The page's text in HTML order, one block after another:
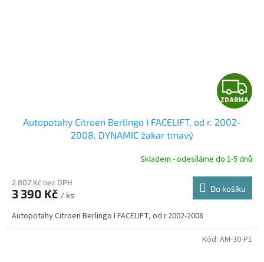
Z
D
R
ZDARMA
Autopotahy Citroen Berlingo I FACELIFT, od r. 2002-
2008, DYNAMIC žakar tmavý
Skladem - odesíláme do 1-5 dnů
2 802 Kč bez DPH
3 390 Kč / ks
Do košíku
Autopotahy Citroen Berlingo I FACELIFT, od r.2002-2008
Kód: AM-30-P1